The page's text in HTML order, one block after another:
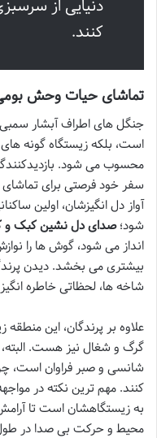
دنیایی از
کنند.
تماشای حیات وحش
جنگل های اطراف آبشار سمبی،
است، بلکه زیستگاه گونه
محسوب می شود.
سفر خود فرصتی برای تماشای
آواز دل انگیزشان، اولین
شود؛صدای دل نشین کبک و
انداز می شود، گوش ها را
بیشتری می بخشد. دیدن
شاخه ها، لحظاتی خاطره
علاوه بر پرندگان، این منطقه
گرگ و شغال نیز هست. البته،
شانسی و صبر فراوان است،
کنند. مهم ترین نکته در
به زیستگاهشان است تا
محیط و حرکت بی صدا در